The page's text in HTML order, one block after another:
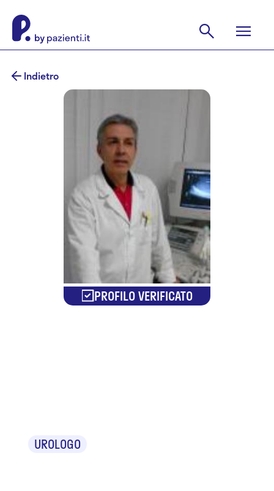
Indietro
PROFILO VERIFICATO
UROLOGO